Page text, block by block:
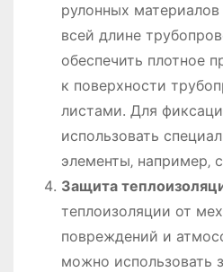
рулонных
всей длине
обеспечить плотное
к поверхности
листами. Для
использовать
элементы‚ например‚
Защита
теплоизоляции от
повреждений и
можно использовать